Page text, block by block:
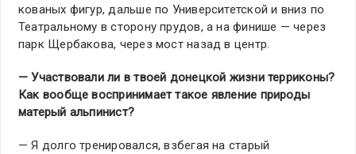
кованых фигур, дальше по Университетской и вниз по
Театральному в сторону прудов, а на финише — через
парк Щербакова, через мост назад в центр.
— Участвовали ли в твоей донецкой жизни терриконы?
Как вообще воспринимает такое явление природы
матерый альпинист?
— Я долго тренировался, взбегая на старый